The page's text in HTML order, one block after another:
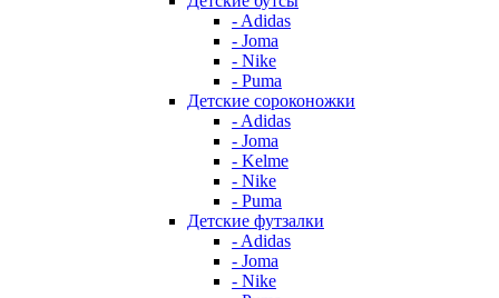
- Adidas
- Joma
- Nike
- Puma
Детские сороконожки
- Adidas
- Joma
- Kelme
- Nike
- Puma
Детские футзалки
- Adidas
- Joma
- Nike